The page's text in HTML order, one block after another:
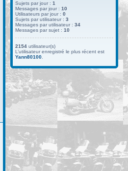
Sujets par jour : 1
Messages par jour : 10
Utilisateurs par jour : 0
Sujets par utilisateur : 3
Messages par utilisateur : 34
Messages par sujet : 10
2154 utilisateur(s)
L’utilisateur enregistré le plus récent est
Yann80100